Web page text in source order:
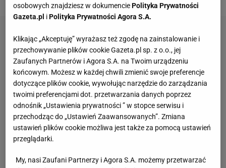
osobowych znajdziesz w dokumenciePolityka Prywatności
Gazeta.pl iPolityka Prywatności Agora S.A.
Klikając „Akceptuję” wyrażasz też zgodę na zainstalowanie i
przechowywanie plików cookie Gazeta.pl sp. z o.o., jej
Zaufanych Partnerów i Agora S.A. na Twoim urządzeniu
końcowym. Możesz w każdej chwili zmienić swoje preferencje
dotyczące plików cookie, wywołując narzędzie do zarządzania
twoimi preferencjami dot. przetwarzania danych poprzez
odnośnik „Ustawienia prywatności ” w stopce serwisu i
przechodząc do „Ustawień Zaawansowanych”. Zmiana
ustawień plików cookie możliwa jest także za pomocą ustawień
przeglądarki.
My, nasi Zaufani Partnerzy i Agora S.A. możemy przetwarzać